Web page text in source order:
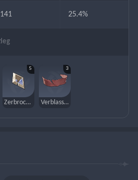
141 25.4%
5
Zerbrochenes Prisma
3
Verblasste rote Seide